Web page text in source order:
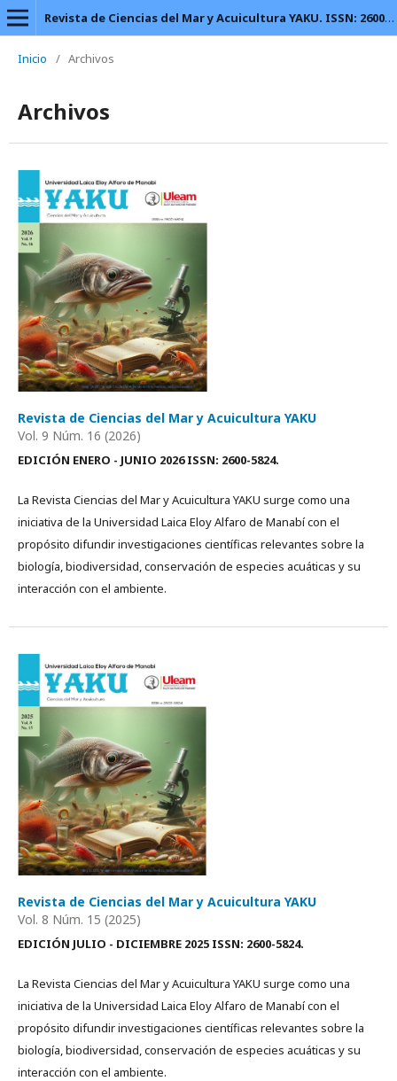
Revista de Ciencias del Mar y Acuicultura YAKU. ISSN: 2600-5824.
Inicio / Archivos
Archivos
Revista de Ciencias del Mar y Acuicultura YAKU
Vol. 9 Núm. 16 (2026)
EDICIÓN ENERO - JUNIO 2026 ISSN: 2600-5824.
La Revista Ciencias del Mar y Acuicultura YAKU surge como una
iniciativa de la Universidad Laica Eloy Alfaro de Manabí con el
propósito difundir investigaciones científicas relevantes sobre la
biología, biodiversidad, conservación de especies acuáticas y su
interacción con el ambiente.
Revista de Ciencias del Mar y Acuicultura YAKU
Vol. 8 Núm. 15 (2025)
EDICIÓN JULIO - DICIEMBRE 2025 ISSN: 2600-5824.
La Revista Ciencias del Mar y Acuicultura YAKU surge como una
iniciativa de la Universidad Laica Eloy Alfaro de Manabí con el
propósito difundir investigaciones científicas relevantes sobre la
biología, biodiversidad, conservación de especies acuáticas y su
interacción con el ambiente.